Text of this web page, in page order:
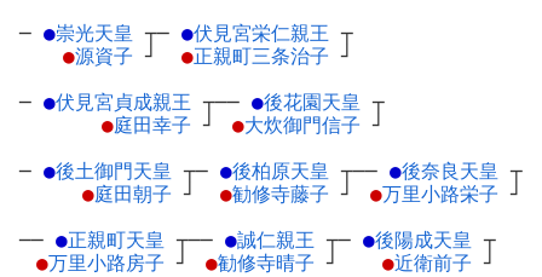
─ ●崇光天皇 ┬
●源資子 ┘
─ ●伏見宮栄仁親王 ┬
●正親町三条治子 ┘
─ ●伏見宮貞成親王 ┬
●庭田幸子 ┘
── ●後花園天皇 ┬
●大炊御門信子 ┘
─ ●後土御門天皇 ┬
●庭田朝子 ┘
─ ●後柏原天皇 ┬
●勧修寺藤子 ┘
── ●後奈良天皇 ┬
●万里小路栄子 ┘
── ●正親町天皇 ┬
●万里小路房子 ┘
── ●誠仁親王 ┬
●勧修寺晴子 ┘
─ ●後陽成天皇 ┬
●近衛前子 ┘